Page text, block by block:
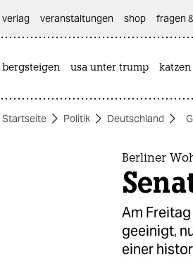
themen
verlag
veranstaltungen shop fragen
bergsteigen usa unter trump katzen
Startseite Politik Deutschland
Berliner
Am
geeinigt,
einer